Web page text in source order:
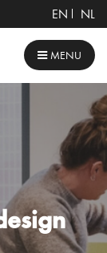
EN NL
MENU